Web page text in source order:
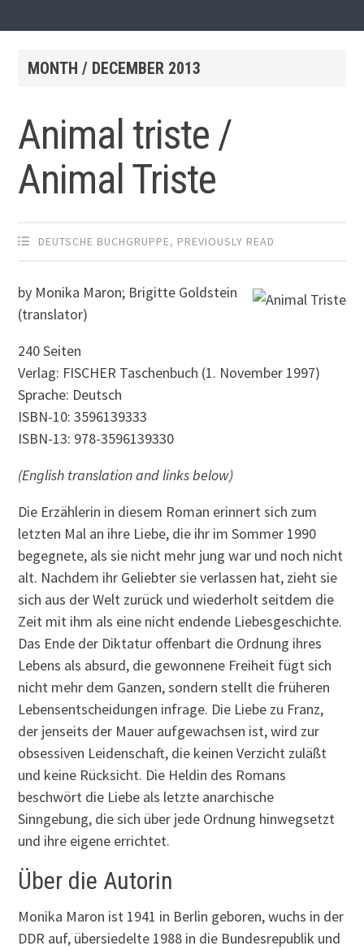
booksbooks
MONTH / DECEMBER 2013
Animal triste /
Animal Triste
DEUTSCHE BUCHGRUPPE, PREVIOUSLY READ
by Monika Maron; Brigitte Goldstein
(translator)
240 Seiten
Verlag: FISCHER Taschenbuch (1. November 1997)
Sprache: Deutsch
ISBN-10: 3596139333
ISBN-13: 978-3596139330
(English translation and links below)
Die Erzählerin in diesem Roman erinnert sich zum
letzten Mal an ihre Liebe, die ihr im Sommer 1990
begegnete, als sie nicht mehr jung war und noch nicht
alt. Nachdem ihr Geliebter sie verlassen hat, zieht sie
sich aus der Welt zurück und wiederholt seitdem die
Zeit mit ihm als eine nicht endende Liebesgeschichte.
Das Ende der Diktatur offenbart die Ordnung ihres
Lebens als absurd, die gewonnene Freiheit fügt sich
nicht mehr dem Ganzen, sondern stellt die früheren
Lebensentscheidungen infrage. Die Liebe zu Franz,
der jenseits der Mauer aufgewachsen ist, wird zur
obsessiven Leidenschaft, die keinen Verzicht zuläßt
und keine Rücksicht. Die Heldin des Romans
beschwört die Liebe als letzte anarchische
Sinngebung, die sich über jede Ordnung hinwegsetzt
und ihre eigene errichtet.
Über die Autorin
Monika Maron ist 1941 in Berlin geboren, wuchs in der
DDR auf, übersiedelte 1988 in die Bundesrepublik und